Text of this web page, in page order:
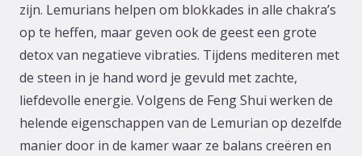
zijn. Lemurians helpen om blokkades in alle chakra’s
op te heffen, maar geven ook de geest een grote
detox van negatieve vibraties. Tijdens mediteren met
de steen in je hand word je gevuld met zachte,
liefdevolle energie. Volgens de Feng Shui werken de
helende eigenschappen van de Lemurian op dezelfde
manier door in de kamer waar ze balans creëren en